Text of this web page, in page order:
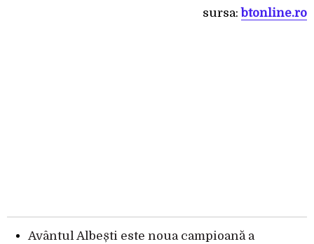
sursa: btonline.ro
Avântul Albești este noua campioană a